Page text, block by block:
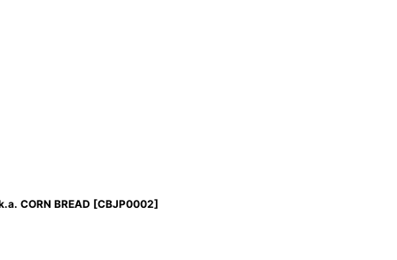
CORN BREAD [CBJP0002]